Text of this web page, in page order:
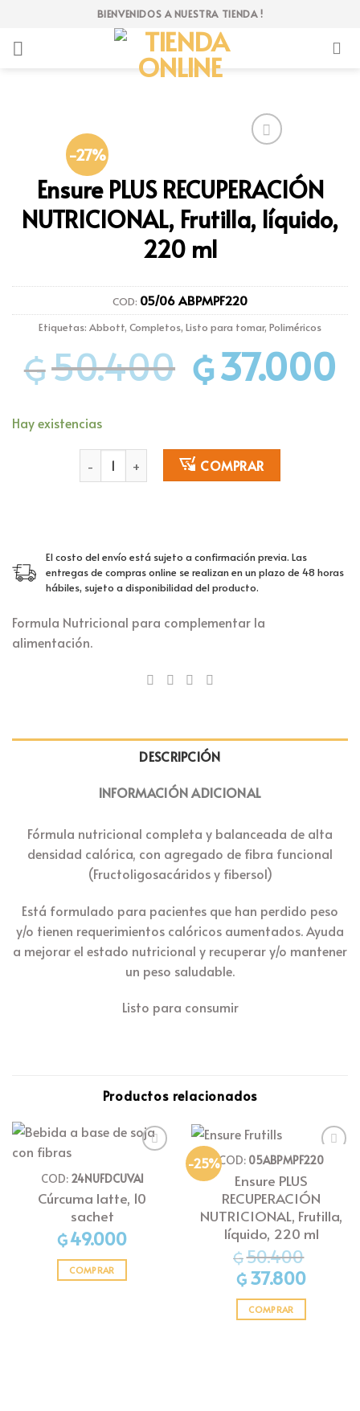
content
BIENVENIDOS A NUESTRA TIENDA !
-27%
lista
de
deseos
Ensure PLUS RECUPERACIÓN
NUTRICIONAL, Frutilla, líquido,
220 ml
COD: 05/06 ABPMPF220
Etiquetas: Abbott, Completos, Listo para tomar, Poliméricos
₲50.400 El
precio
₲50.400.
₲37.000
Hay existencias
Ensure PLUS RECUPERACIÓN NUTRICIONAL,
COMPRAR
El costo del envío está sujeto a confirmación previa. Las
entregas de compras online se realizan en un plazo de 48 horas
hábiles, sujeto a disponibilidad del producto.
Formula Nutricional para complementar la
alimentación.
DESCRIPCIÓN
INFORMACIÓN ADICIONAL
Fórmula nutricional completa y balanceada de alta
densidad calórica, con agregado de fibra funcional
(Fructoligosacáridos y fibersol)
Está formulado para pacientes que han perdido peso
y/o tienen requerimientos calóricos aumentados. Ayuda
a mejorar el estado nutricional y recuperar y/o mantener
un peso saludable.
Listo para consumir
Productos relacionados
a la
lista
de
deseos
COD: 24NUFDCUVAI
Cúrcuma latte, 10
sachet
₲49.000
COMPRAR
-25%
Añadir
deseos
COD: 05ABPMPF220
Ensure PLUS
RECUPERACIÓN
NUTRICIONAL, Frutilla,
líquido, 220 ml
₲50.400
El
precio
era:
₲50.400.
₲ 37.800El
precio
es:
COMPRAR